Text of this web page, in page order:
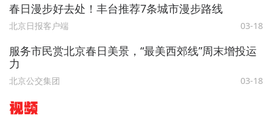
春日漫步好去处！丰台推荐7条城市漫步路线
北京日报客户端 03-18
服务市民赏北京春日美景，“最美西郊线”周末增投运
力
北京公交集团 03-18
视频